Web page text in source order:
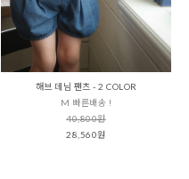
해브 데님 팬츠 - 2 COLOR
M 빠른배송 !
40,800원
28,560원